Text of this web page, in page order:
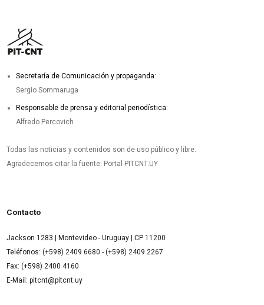
Secretaría de Comunicación y propaganda:
Sergio Sommaruga
Responsable de prensa y editorial periodística:
Alfredo Percovich
Todas las noticias y contenidos son de uso público y libre.
Agradecemos citar la fuente: Portal PITCNT.UY
Contacto
Jackson 1283 | Montevideo - Uruguay | CP 11200
Teléfonos: (+598) 2409 6680 - (+598) 2409 2267
Fax: (+598) 2400 4160
E-Mail: pitcnt@pitcnt.uy